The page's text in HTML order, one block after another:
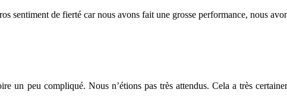
sentiment de fierté car nous avons fait une grosse performance, nous
un peu compliqué. Nous n’étions pas très attendus. Cela a très